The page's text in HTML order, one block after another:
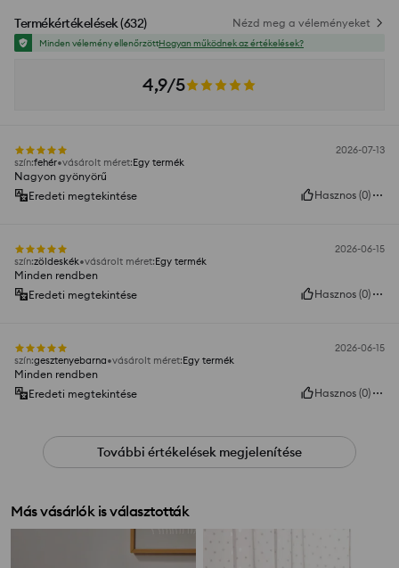
Termékértékelések(632) Nézd meg a véleményeket
Minden vélemény ellenőrzöttHogyan működnek az értékelések?
4,9/5
2026-07-13
szín:fehér vásárolt méret:Egy termék
Nagyon gyönyörű
Eredeti megtekintése
Hasznos (0)
2026-06-15
szín:zöldeskék vásárolt méret:Egy termék
Minden rendben
Eredeti megtekintése
Hasznos (0)
2026-06-15
szín:gesztenyebarna vásárolt méret:Egy termék
Minden rendben
Eredeti megtekintése
Hasznos (0)
További értékelések megjelenítése
Más vásárlók is választották